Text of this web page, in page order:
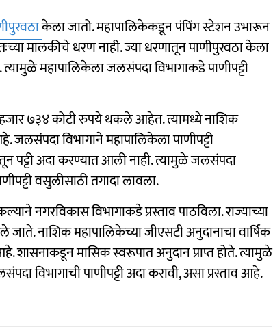
केला जातो. महापालिकेकडून पंपिंग स्टेशन उभारून
मालकीचे धरण नाही. ज्या धरणातून पाणीपुरवठा केला
महापालिकेला जलसंपदा विभागाकडे पाणीपट्टी
७३४ कोटी रुपये थकले आहेत. त्यामध्ये नाशिक
विभागाने महापालिकेला पाणीपट्टी
पट्टी अदा करण्यात आली नाही. त्यामुळे जलसंपदा
वसुलीसाठी तगादा लावला.
नगरविकास विभागाकडे प्रस्ताव पाठविला. राज्याच्या
जाते. नाशिक महापालिकेच्या जीएसटी अनुदानाचा वार्षिक
मासिक स्वरूपात अनुदान प्राप्त होते. त्यामुळे
विभागाची पाणीपट्टी अदा करावी, असा प्रस्ताव आहे.